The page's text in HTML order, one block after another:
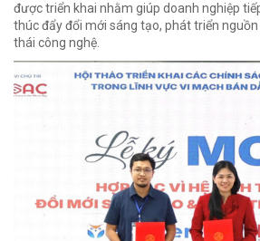
được triển khai nhằm giúp doanh nghiệp
thúc đẩy đổi mới sáng tạo, phát triển
thái công nghệ.